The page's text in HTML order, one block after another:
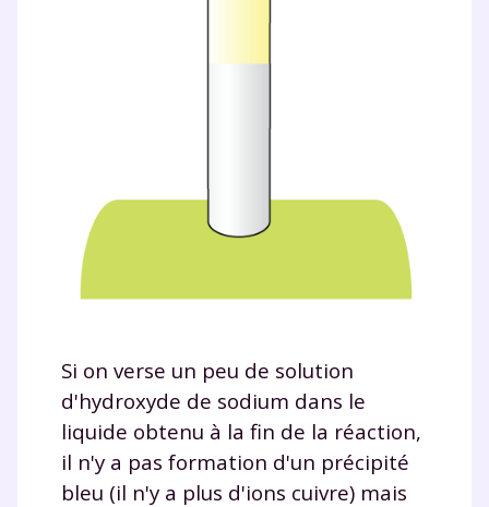
Si on verse un peu de solution
d'hydroxyde de sodium dans le
liquide obtenu à la fin de la réaction,
il n'y a pas formation d'un précipité
bleu (il n'y a plus d'ions cuivre) mais